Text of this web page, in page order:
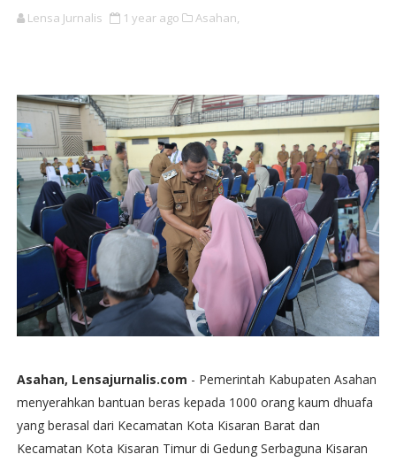
Lensa Jurnalis 1 year ago Asahan,
Asahan, Lensajurnalis.com - Pemerintah Kabupaten Asahan
menyerahkan bantuan beras kepada 1000 orang kaum dhuafa
yang berasal dari Kecamatan Kota Kisaran Barat dan
Kecamatan Kota Kisaran Timur di Gedung Serbaguna Kisaran